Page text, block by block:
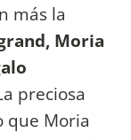
más la
Moria
preciosa
que Moria